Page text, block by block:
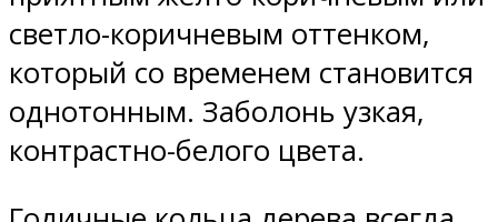
светло-коричневым оттенком,
который со временем становится
однотонным. Заболонь узкая,
контрастно-белого цвета.